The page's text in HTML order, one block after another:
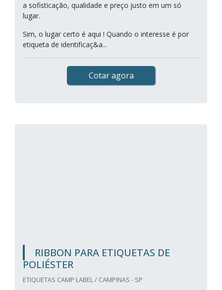
a sofisticação, qualidade e preço justo em um só
lugar.
Sim, o lugar certo é aqui ! Quando o interesse é por
etiqueta de identificaç&a...
Cotar agora
RIBBON PARA ETIQUETAS DE
POLIÉSTER
ETIQUETAS CAMP LABEL / CAMPINAS - SP